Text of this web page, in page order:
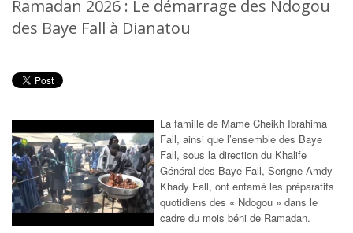
Ramadan 2026 : Le démarrage des Ndogou
des Baye Fall à Dianatou
La famille de Mame Cheikh Ibrahima
Fall, ainsi que l’ensemble des Baye
Fall, sous la direction du Khalife
Général des Baye Fall, Serigne Amdy
Khady Fall, ont entamé les préparatifs
quotidiens des « Ndogou » dans le
cadre du mois béni de Ramadan.